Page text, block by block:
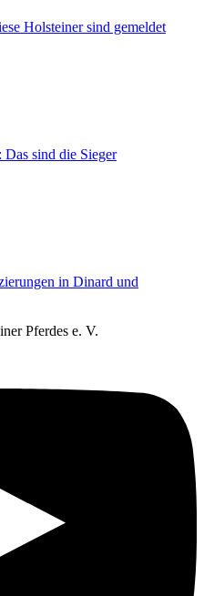
Holsteiner sind gemeldet
sind die Sieger
in Dinard und
Pferdes e. V.